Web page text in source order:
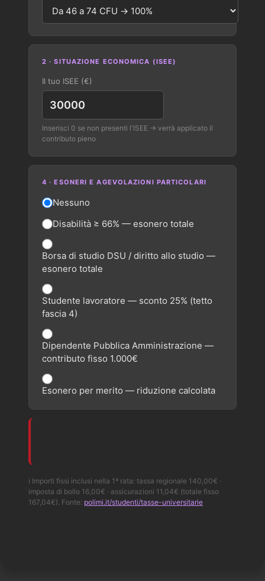
2 · SITUAZIONE ECONOMICA (ISEE)
Il tuo ISEE (€)
Inserisci 0 se non presenti l'ISEE → verrà applicato il
contributo pieno
4 · ESONERI E AGEVOLAZIONI PARTICOLARI
Nessuno
Disabilità ≥ 66% — esonero totale
Borsa di studio DSU / diritto allo studio —
esonero totale
Studente lavoratore — sconto 25% (tetto
fascia 4)
Dipendente Pubblica Amministrazione —
contributo fisso 1.000€
Esonero per merito — riduzione calcolata
ℹ️ Importi fissi inclusi nella 1ª rata: tassa regionale 140,00€ ·
imposta di bollo 16,00€ · assicurazioni 11,04€ (totale fisso
167,04€). Fonte: polimi.it/studenti/tasse-universitarie